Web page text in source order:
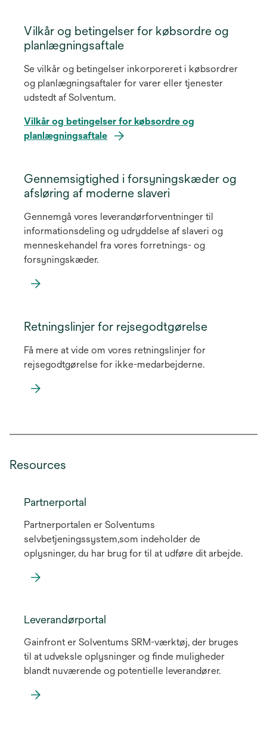
Vilkår og betingelser for købsordre og
planlægningsaftale
Se vilkår og betingelser inkorporeret i købsordrer
og planlægningsaftaler for varer eller tjenester
udstedt af Solventum.
Vilkår og betingelser for købsordre og
planlægningsaftale
Gennemsigtighed i forsyningskæder og
afsløring af moderne slaveri
Gennemgå vores leverandørforventninger til
informationsdeling og udryddelse af slaveri og
menneskehandel fra vores forretnings- og
forsyningskæder.
new
Retningslinjer for rejsegodtgørelse
Få mere at vide om vores retningslinjer for
rejsegodtgørelse for ikke-medarbejderne.
Resources
Partnerportal
Partnerportalen er Solventums
selvbetjeningssystem,som indeholder de
oplysninger, du har brug for til at udføre dit arbejde.
Leverandørportal
Gainfront er Solventums SRM-værktøj, der bruges
til at udveksle oplysninger og finde muligheder
blandt nuværende og potentielle leverandører.